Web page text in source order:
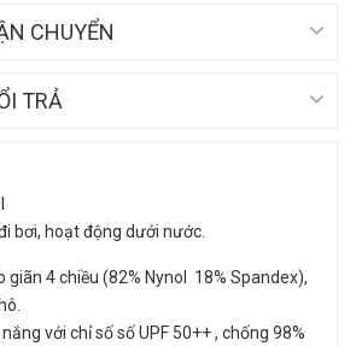
CHUYỂN
TRẢ
bơi, hoạt động dưới nước.
giãn 4 chiều (82% Nynol 18% Spandex),
với chỉ số số UPF 50++ , chống 98%